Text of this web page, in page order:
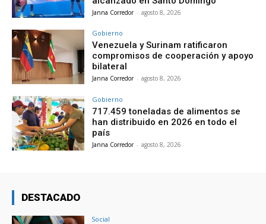
Janna Corredor - agosto 8, 2026
Gobierno
Venezuela y Surinam ratificaron
compromisos de cooperación y apoyo
bilateral
Janna Corredor - agosto 8, 2026
Gobierno
717.459 toneladas de alimentos se
han distribuido en 2026 en todo el
país
Janna Corredor - agosto 8, 2026
DESTACADO
Social